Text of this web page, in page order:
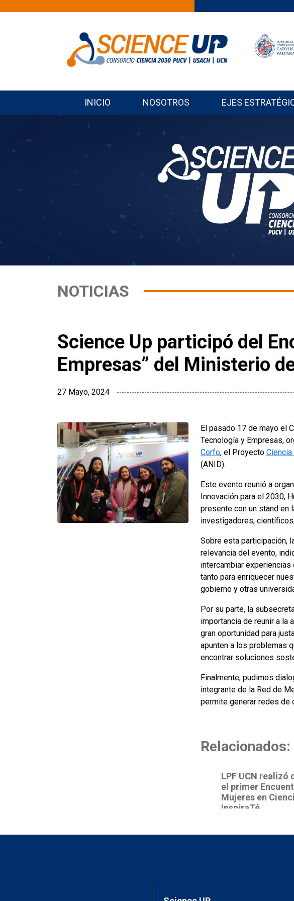
INICIO NOSOTROS EJES
NOTICIAS
Science Up participó del
Empresas” del Ministerio
27 Mayo, 2024
El pasado 17 de mayo el
Tecnología y Empresas,
Corfo, el Proyecto Ciencia
(ANID).
Este evento reunió a
Innovación para el 2030,
presente con un stand en
investigadores,
Sobre esta participación,
relevancia del evento,
intercambiar
tanto para enriquecer
gobierno y otras
Por su parte, la
importancia de reunir a la
gran oportunidad para
apunten a los problemas
encontrar soluciones
Finalmente, pudimos
integrante de la Red de
permite generar redes de
Relacionados:
LPF UCN realizó
el primer
Mujeres en
InspiraTé